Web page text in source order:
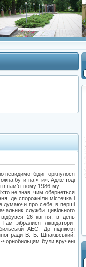
невидимої біди торкнулося
бути на «ти». Адже тоді
пам’ятному 1986-му.
не знав, чим обернеться
де спорожніли містечка і
думаючи про себе, в перші
служби цивільного
26 квітня, в день
зібралися ліквідатори-
АЕС. До підніжжя
ради В. Б. Шпаківський,
чорнобильцям були вручені